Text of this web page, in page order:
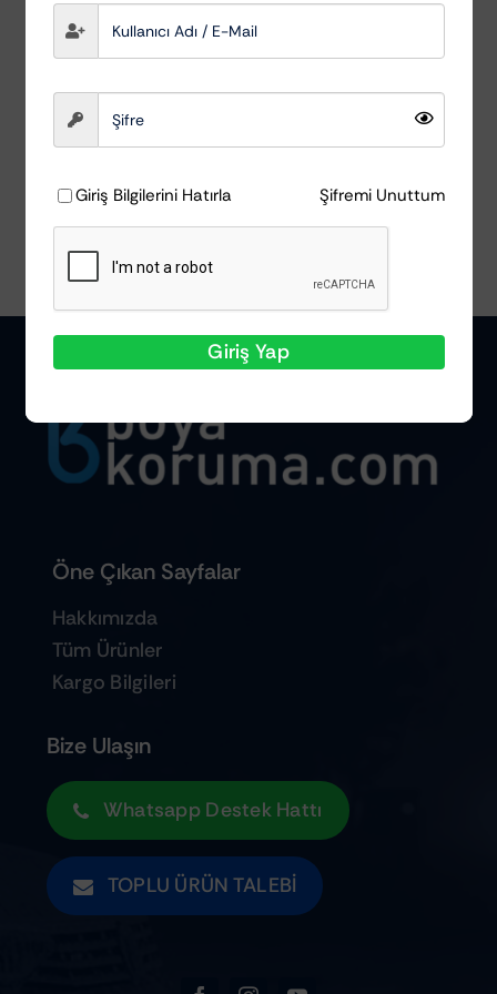
632,80
Sepete Ekle
Öne Çıkan Sayfalar
Hakkımızda
Tüm Ürünler
Kargo Bilgileri
Bize Ulaşın
Whatsapp Destek Hattı
TOPLU ÜRÜN TALEBI
Giriş Bilgilerini Hatırla Şifremi Unuttum
Giriş Yap